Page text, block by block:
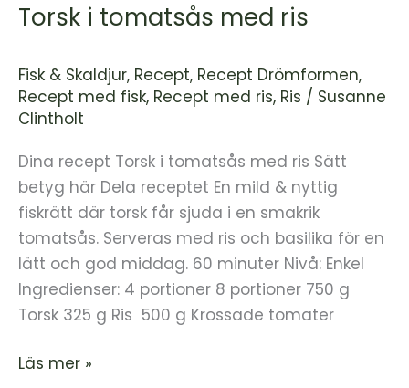
Torsk i tomatsås med ris
Fisk & Skaldjur, Recept, Recept Drömformen,
Recept med fisk, Recept med ris, Ris / Susanne
Clintholt
Dina recept Torsk i tomatsås med ris Sätt
betyg här Dela receptet En mild & nyttig
fiskrätt där torsk får sjuda i en smakrik
tomatsås. Serveras med ris och basilika för en
lätt och god middag. 60 minuter Nivå: Enkel
Ingredienser: 4 portioner 8 portioner 750 g
Torsk 325 g Ris 500 g Krossade tomater
Läs mer »